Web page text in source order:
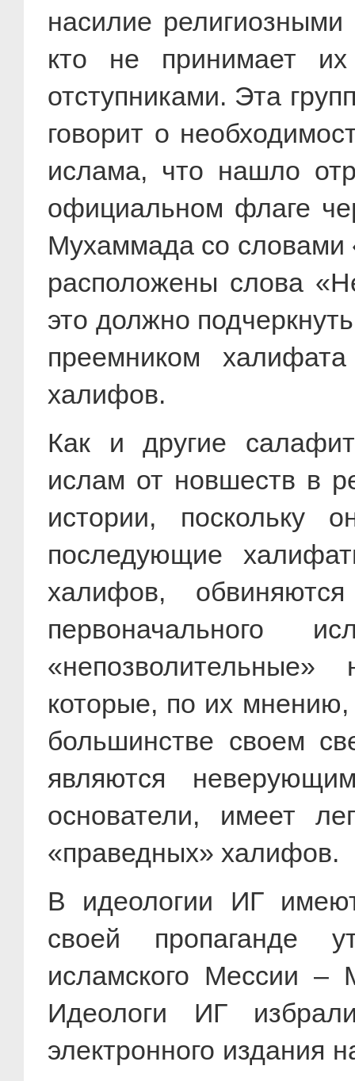
насилие
кто не принимает
отступниками. Эта
говорит о
ислама, что нашло
официальном флаге
Мухаммада со словами
расположены слова
это должно
преемником
халифов.
Как и другие
ислам от новшеств в
истории, поскольку
последующие
халифов,
первоначального
которые, по их
большинстве своем
являются
основатели, имеет
«праведных» халифов.
В идеологии ИГ
своей пропаганде
исламского Мессии –
Идеологи ИГ
электронного издания